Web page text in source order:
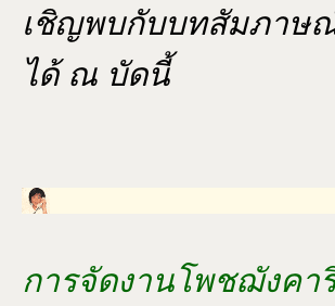
เชิญพบกับบทสัมภาษ
ได้ ณ บัดนี้
การจัดงานโพชฌังคา